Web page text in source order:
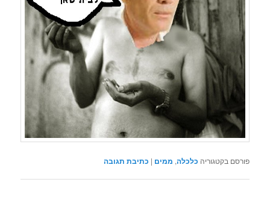
פורסם בקטגוריה כלכלה, ממים | כתיבת תגובה